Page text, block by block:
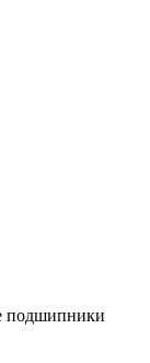
подшипники